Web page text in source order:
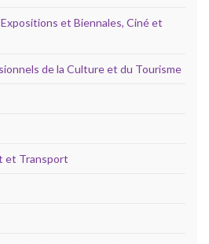
et Biennales, Ciné et
de la Culture et du Tourisme
et Transport